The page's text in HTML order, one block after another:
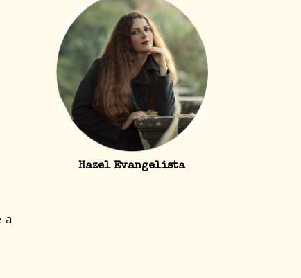
a
Hazel Evangelista